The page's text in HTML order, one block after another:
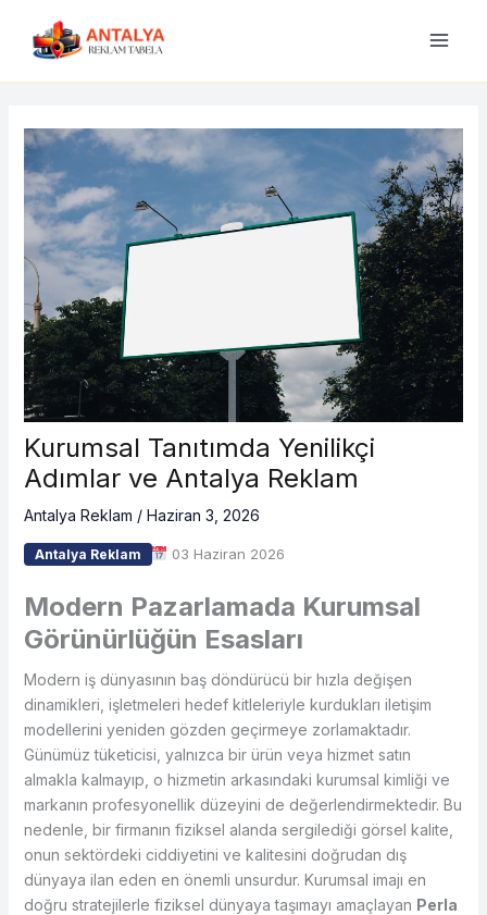
Kurumsal Tanıtımda Yenilikçi
Adımlar ve Antalya Reklam
Antalya Reklam / Haziran 3, 2026
Antalya Reklam 03 Haziran 2026
Modern Pazarlamada Kurumsal
Görünürlüğün Esasları
Modern iş dünyasının baş döndürücü bir hızla değişen
dinamikleri, işletmeleri hedef kitleleriyle kurdukları iletişim
modellerini yeniden gözden geçirmeye zorlamaktadır.
Günümüz tüketicisi, yalnızca bir ürün veya hizmet satın
almakla kalmayıp, o hizmetin arkasındaki kurumsal kimliği ve
markanın profesyonellik düzeyini de değerlendirmektedir. Bu
nedenle, bir firmanın fiziksel alanda sergilediği görsel kalite,
onun sektördeki ciddiyetini ve kalitesini doğrudan dış
dünyaya ilan eden en önemli unsurdur. Kurumsal imajı en
doğru stratejilerle fiziksel dünyaya taşımayı amaçlayan Perla